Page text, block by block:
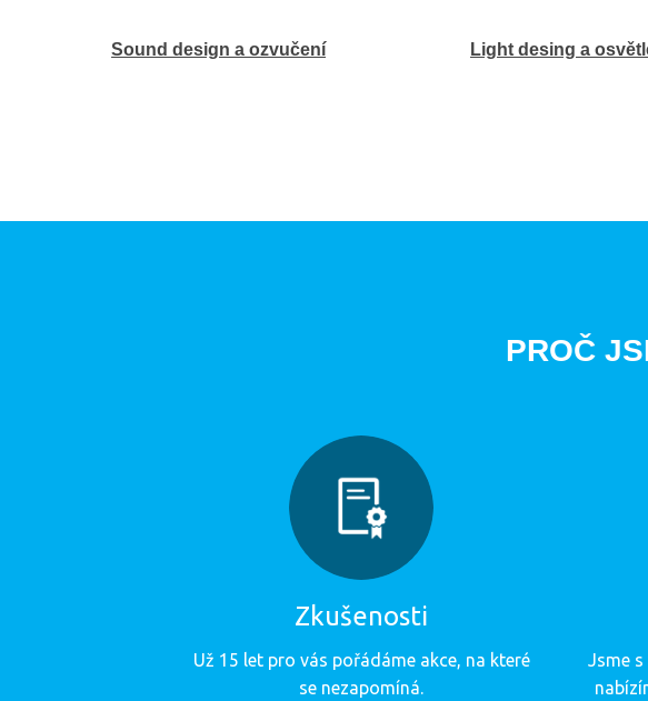
Sound design a ozvučení Light desing a
PROČ
Zkušenosti
Už 15 let pro vás pořádáme akce, na které
se nezapomíná.
Jsme